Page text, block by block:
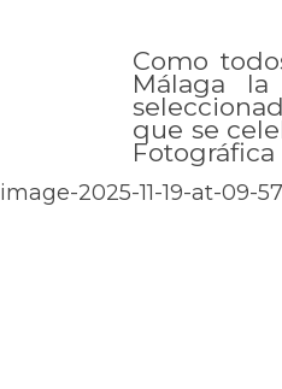
Como
Málaga la
que se